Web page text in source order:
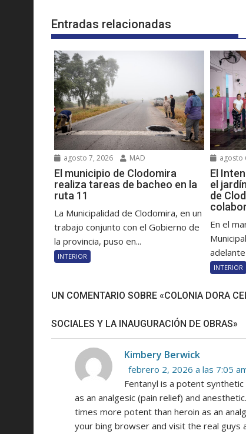
Entradas relacionadas
agosto 7, 2026 MAD
El municipio de Clodomira
realiza tareas de bacheo en la
ruta 11
La Municipalidad de Clodomira, en un
trabajo conjunto con el Gobierno de
la provincia, puso en...
INTERIOR
agosto
El
el
de
En el
INTERIOR
UN COMENTARIO SOBRE «COLONIA DORA
SOCIALES Y LA INAUGURACIÓN DE OBRAS»
Kimbery Berwick
febrero 2, 2026 a las 7:05
Fentanyl is a potent
as an analgesic (pain relief) and
times more potent than heroin as an
your bing browser and visit the real guys